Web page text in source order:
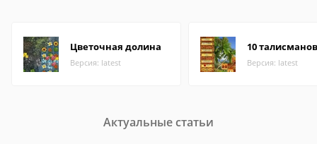
Цветочная долина
Версия: latest
10 талисманов
Версия: latest
Актуальные статьи